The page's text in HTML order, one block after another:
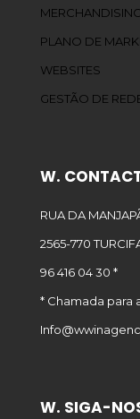
MERCHANDISING
PLANO DE
WEBSITES
GESTÃO DE
W.
RUA DA
2565-770
96 416 04 30 *
* Chamada para
W. SIGA-